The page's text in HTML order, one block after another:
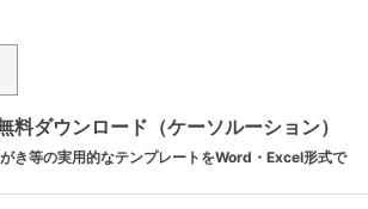
料ダウンロード（ケーソルーション）
き等の実用的なテンプレートをWord・Excel形式で